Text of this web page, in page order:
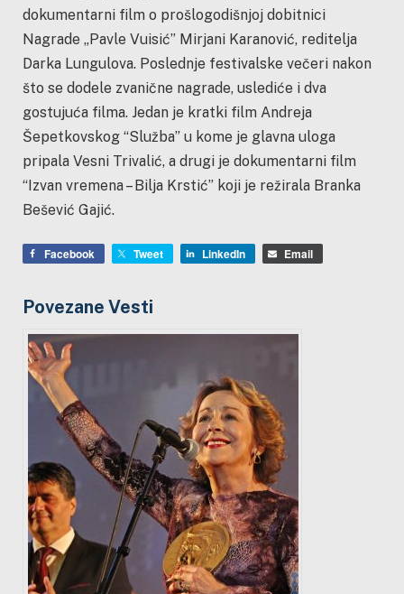
dokumentarni film o prošlogodišnjoj dobitnici
Nagrade „Pavle Vuisić” Mirjani Karanović, reditelja
Darka Lungulova. Poslednje festivalske večeri nakon
što se dodele zvanične nagrade, uslediće i dva
gostujuća filma. Jedan je kratki film Andreja
Šepetkovskog “Služba” u kome je glavna uloga
pripala Vesni Trivalić, a drugi je dokumentarni film
“Izvan vremena – Bilja Krstić” koji je režirala Branka
Bešević Gajić.
Facebook Tweet LinkedIn Email
Povezane Vesti